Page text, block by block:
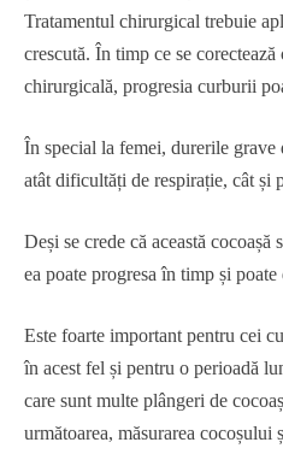
Tratamentul chirurgical trebuie
crescută. În timp ce se corectează
chirurgicală, progresia curburii
În special la femei, durerile grave
atât dificultăți de respirație, cât și
Deși se crede că această
ea poate progresa în timp și
Este foarte important pentru cei
în acest fel și pentru o perioadă
care sunt multe plângeri de
următoarea, măsurarea cocoșului